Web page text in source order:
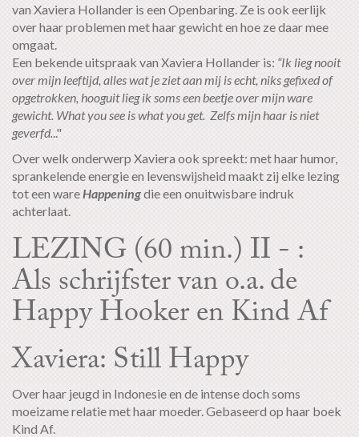
van Xaviera Hollander is een Openbaring. Ze is ook eerlijk
over haar problemen met haar gewicht en hoe ze daar mee
omgaat.
Een bekende uitspraak van Xaviera Hollander is: “Ik lieg nooit
over mijn leeftijd, alles wat je ziet aan mij is echt, niks gefixed of
opgetrokken, hooguit lieg ik soms een beetje over mijn ware
gewicht. What you see is what you get. Zelfs mijn haar is niet
geverfd. .."
Over welk onderwerp Xaviera ook spreekt: met haar humor,
sprankelende energie en levenswijsheid maakt zij elke lezing
tot een wareHappeningdie een onuitwisbare indruk
achterlaat.
LEZING (60 min.) II - :
Als schrijfster van o.a. de
Happy Hooker en Kind Af
Xaviera: Still Happy
Over haar jeugd in Indonesie en de intense doch soms
moeizame relatie met haar moeder. Gebaseerd op haar boek
Kind Af.